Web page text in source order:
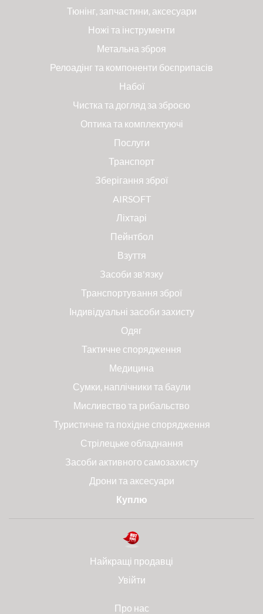
Тюнінг, запчастини, аксесуари
Ножі та інструменти
Метальна зброя
Релоадінг та компоненти боєприпасів
Набої
Чистка та догляд за зброєю
Оптика та комплектуючі
Послуги
Транспорт
Зберігання зброї
AIRSOFT
Ліхтарі
Пейнтбол
Взуття
Засоби зв'язку
Транспортування зброї
Індивідуальні засоби захисту
Одяг
Тактичне спорядження
Медицина
Сумки, наплічники та баули
Мисливство та рибальство
Туристичне та похідне спорядження
Стрілецьке обладнання
Засоби активного самозахисту
Дрони та аксесуари
Куплю
Найкращі продавці
Увійти
Про нас